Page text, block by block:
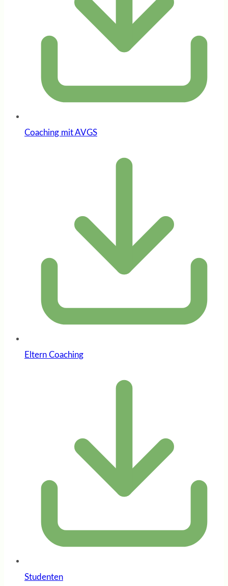
Coaching mit AVGS
Eltern Coaching
Studenten